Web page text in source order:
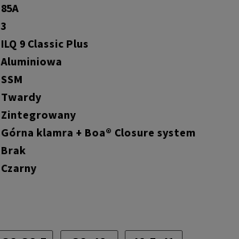
85A
3
ILQ 9 Classic Plus
Aluminiowa
SSM
Twardy
Zintegrowany
Górna klamra + Boa® Closure system
Brak
Czarny